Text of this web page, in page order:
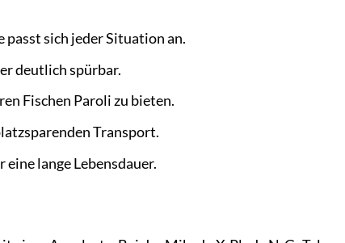
passt sich jeder Situation an.
deutlich spürbar.
Fischen Paroli zu bieten.
Transport.
lange Lebensdauer.